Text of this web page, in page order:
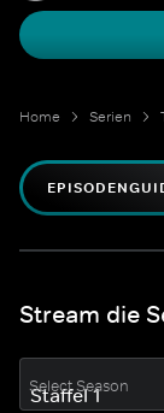
Home Serien
Stream die
Select Season